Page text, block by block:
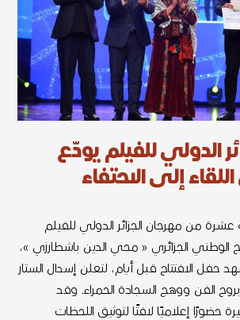
الدولي للفيلم يودّع
إلى الاحتفاء
عشرة من مهرجان الجزائر الدولي للفيلم
الوطني الجزائري « محي الدين باشطارزي »،
حفل الافتتاح قبل أيام، لتعلن إسدال الستار
الفن ووهج السجادة الحمراء. وقد
حضورًا إعلاميًا لافتًا لتوثيق اللحظات